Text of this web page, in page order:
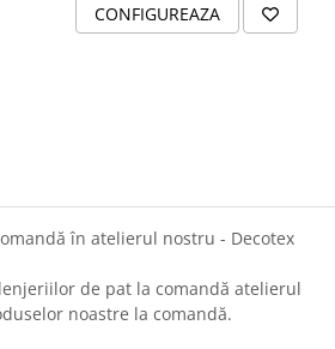
CONFIGUREAZA
în atelierul nostru - Decotex
de pat la comandă atelierul
noastre la comandă.